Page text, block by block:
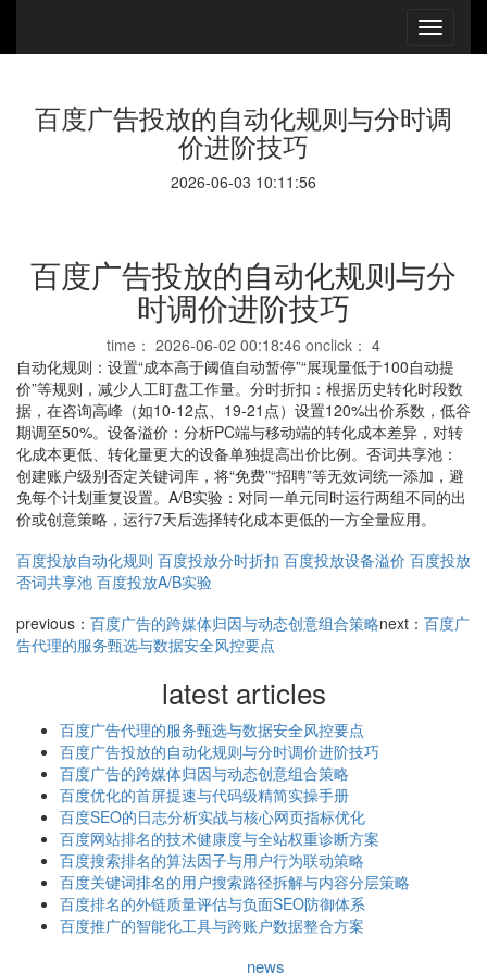
百度广告投放的自动化规则与分时调
价进阶技巧
2026-06-03 10:11:56
百度广告投放的自动化规则与分
时调价进阶技巧
time： 2026-06-02 00:18:46 onclick： 4
自动化规则：设置“成本高于阈值自动暂停”“展现量低于100自动提
价”等规则，减少人工盯盘工作量。分时折扣：根据历史转化时段数
据，在咨询高峰（如10-12点、19-21点）设置120%出价系数，低谷
期调至50%。设备溢价：分析PC端与移动端的转化成本差异，对转
化成本更低、转化量更大的设备单独提高出价比例。否词共享池：
创建账户级别否定关键词库，将“免费”“招聘”等无效词统一添加，避
免每个计划重复设置。A/B实验：对同一单元同时运行两组不同的出
价或创意策略，运行7天后选择转化成本更低的一方全量应用。
百度投放自动化规则 百度投放分时折扣 百度投放设备溢价 百度投放
否词共享池 百度投放A/B实验
previous： 百度广告的跨媒体归因与动态创意组合策略next： 百度广
告代理的服务甄选与数据安全风控要点
latest articles
百度广告代理的服务甄选与数据安全风控要点
百度广告投放的自动化规则与分时调价进阶技巧
百度广告的跨媒体归因与动态创意组合策略
百度优化的首屏提速与代码级精简实操手册
百度SEO的日志分析实战与核心网页指标优化
百度网站排名的技术健康度与全站权重诊断方案
百度搜索排名的算法因子与用户行为联动策略
百度关键词排名的用户搜索路径拆解与内容分层策略
百度排名的外链质量评估与负面SEO防御体系
百度推广的智能化工具与跨账户数据整合方案
news